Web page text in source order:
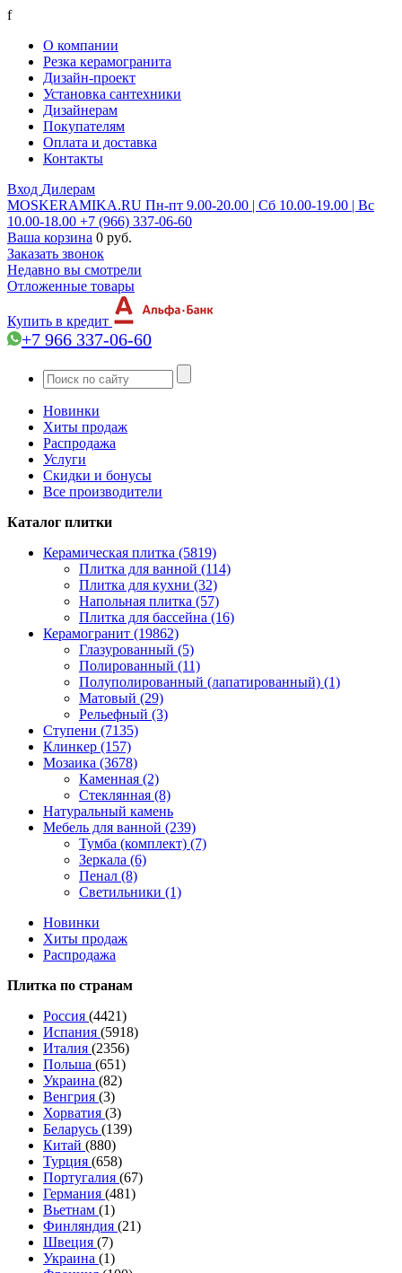
f
О компании
Резка керамогранита
Дизайн-проект
Установка сантехники
Дизайнерам
Покупателям
Оплата и доставка
Контакты
Вход Дилерам
MOSKERAMIKA.RU Пн-пт 9.00-20.00 | Сб 10.00-19.00 | Вс
10.00-18.00 +7 (966) 337-06-60
Ваша корзина 0 руб.
Заказать звонок
Недавно вы смотрели
Отложенные товары
Купить в кредит
+7 966 337-06-60
Новинки
Хиты продаж
Распродажа
Услуги
Скидки и бонусы
Все производители
Каталог плитки
Керамическая плитка (5819)
Плитка для ванной (114)
Плитка для кухни (32)
Напольная плитка (57)
Плитка для бассейна (16)
Керамогранит (19862)
Глазурованный (5)
Полированный (11)
Полуполированный (лапатированный) (1)
Матовый (29)
Рельефный (3)
Ступени (7135)
Клинкер (157)
Мозаика (3678)
Каменная (2)
Стеклянная (8)
Натуральный камень
Мебель для ванной (239)
Тумба (комплект) (7)
Зеркала (6)
Пенал (8)
Светильники (1)
Новинки
Хиты продаж
Распродажа
Плитка по странам
Россия (4421)
Испания (5918)
Италия (2356)
Польша (651)
Украина (82)
Венгрия (3)
Хорватия (3)
Беларусь (139)
Китай (880)
Турция (658)
Португалия (67)
Германия (481)
Вьетнам (1)
Финляндия (21)
Швеция (7)
Украина (1)